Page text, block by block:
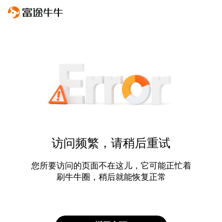
访问频繁，请稍后重试
您所要访问的页面不在这儿，它可能正忙着
刷牛牛圈，稍后就能恢复正常